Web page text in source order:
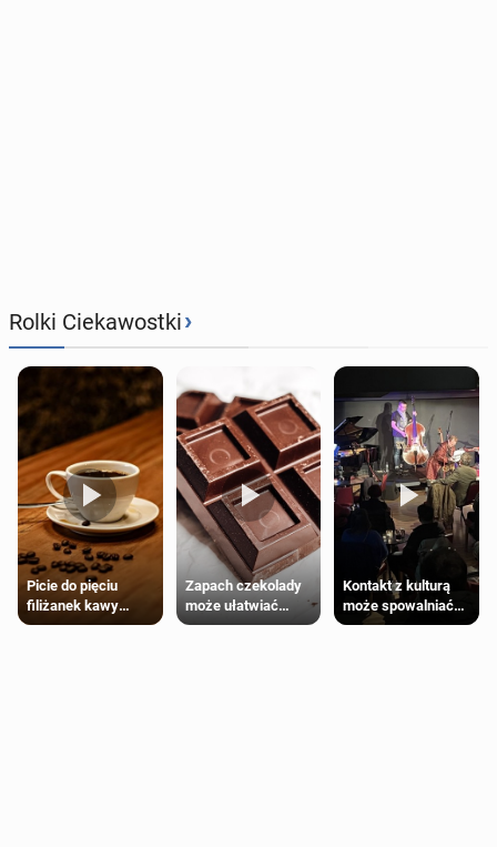
Rolki Ciekawostki›
Picie do pięciu
filiżanek kawy
dziennie jest
Zapach czekolady
może ułatwiać
trening siłowy
Kontakt z kulturą
może spowalniać
starzenie